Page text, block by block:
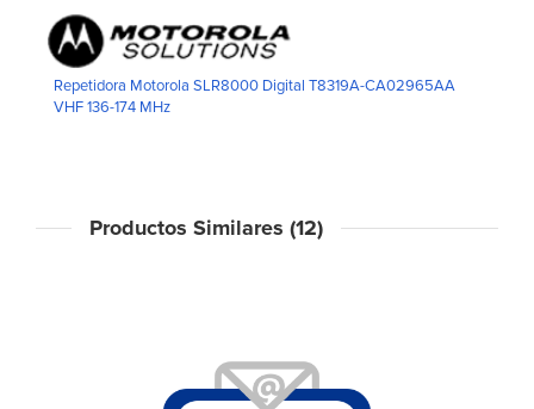
Repetidora Motorola SLR8000 Digital T8319A-CA02965AA
VHF 136-174 MHz
Productos Similares (12)